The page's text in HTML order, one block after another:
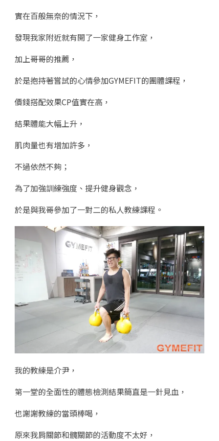
實在百般無奈的情況下，
發現我家附近就有開了一家健身工作室，
加上哥哥的推薦，
於是抱持著嘗試的心情參加GYMEFIT的團體課程，
價錢搭配效果CP值實在高，
結果體能大幅上升，
肌肉量也有增加許多，
不過依然不夠；
為了加強訓練強度、提升健身觀念，
於是與我哥參加了一對二的私人教練課程。
我的教練是介尹，
第一堂的全面性的體態檢測結果簡直是一針見血，
也謝謝教練的當頭棒喝，
原來我肩關節和髖關節的活動度不太好，